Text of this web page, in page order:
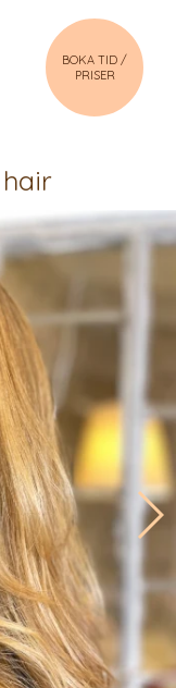
BOKA TID /
PRISER